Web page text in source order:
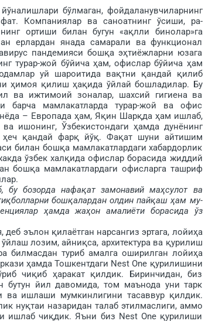
бўлмаган, фойдаланувчиларнинг
Компаниялар ва саноатнинг ўсиши, ра­
ортиши билан бугун «ақлли бино­лар»га
ерлардан янада самарали ва функционал
пандемияси бошқа эҳ­тиёжларни юзага
турар-жой бўйича ҳам, офислар бўйича ҳам
уй шароитида вақтни қандай қилиб
ҳимоя қилиш ҳақида ўйлай бошладилар. Бу
ва ижтимоий зоналар, шахсий гигиена ва
барча мамлакатларда турар-жой ва офис
– Европада ҳам, Яқин Шарқда ҳам ишлаб,
ишонинг, Ўзбекистондаги ҳамда дунёнинг
ҳеч қандай фарқ йўқ. Фақат шуни айтишим
билан бошқа мамлакатлардаги хабардорлик
ўзбек халқида офислар борасида жиддий
бошқа мамлакатлардаги офисларга ташриф
бозорда нафақат замонавий маҳ­сулот ва
бош­қалардан олдин пайқаш ҳам му­
ҳамда жаҳон амалиёти борасида ўз
эълон қилаётган нарсангиз эртага, лойиҳа
лозим, айниқса, архитектура ва қурилиш
билмасдан туриб амалга оширилган лойиҳа
ҳамда Тошкентдаги Nest One қурилишини
чиқиб ҳаракат қил­дик. Биринчидан, биз
бутун йил давомида, том маънода уни тарк
ва ишлаши мумкинлигини тасаввур қилдик.
нуқтаи назаридан талаб этилмаслиги, аммо
ишлаб чиқдик. Яъни биз Nest One қурилиши